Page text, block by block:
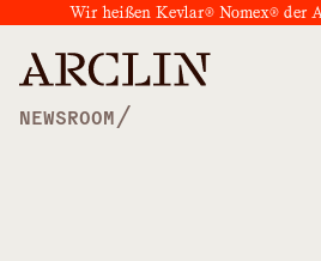
Wir heißen Kevlar® Nomex® der
NEWSROOM /